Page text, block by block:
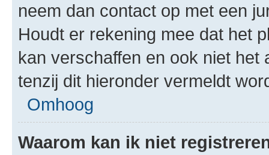
neem dan contact op met een
Houdt er rekening mee dat het
kan verschaffen en ook niet
tenzij dit hieronder vermeldt
Omhoog
Waarom kan ik niet